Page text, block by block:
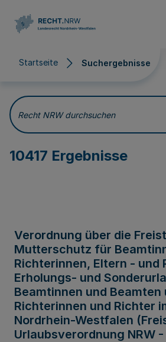
Startseite Suchergebnisse
Suchergebnisse
Recht NRW durchsuchen
10417 Ergebnisse
Verordnung über die
Mutterschutz für
Richterinnen, Eltern - und
Erholungs- und
Beamtinnen und Beamten
Richterinnen und Richter
Nordrhein-Westfalen
Urlaubsverordnung NRW -